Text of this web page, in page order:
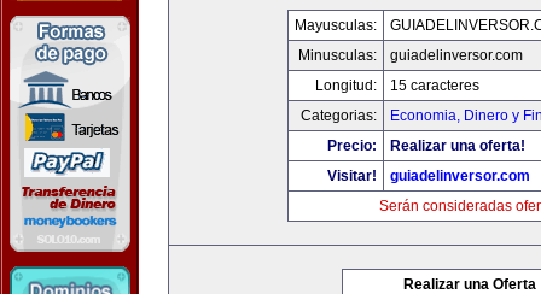
Mayusculas:
Minusculas:
guiadelinversor.com
Longitud:
15 caracteres
Categorias:
Economia, Dinero y
Precio:
Realizar una oferta!
Visitar!
guiadelinversor.com
Serán consideradas
Realizar una Oferta